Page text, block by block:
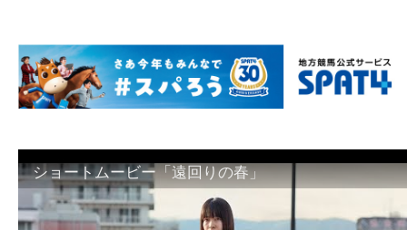
ショートムービー「遠回りの春」